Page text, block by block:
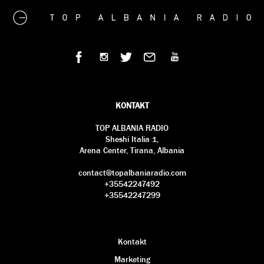
KONTAKT
TOP ALBANIA RADIO
Sheshi Italia 1,
Arena Center, Tirana, Albania
contact@topalbaniaradio.com
+35542247492
+35542247299
Kontakt
Marketing